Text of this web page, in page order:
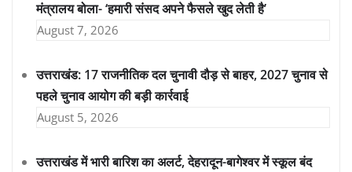
मंत्रालय बोला- ‘हमारी संसद अपने फैसले खुद लेती है’
August 7, 2026
उत्तराखंड: 17 राजनीतिक दल चुनावी दौड़ से बाहर, 2027 चुनाव से
पहले चुनाव आयोग की बड़ी कार्रवाई
August 5, 2026
उत्तराखंड में भारी बारिश का अलर्ट, देहरादून-बागेश्वर में स्कूल बंद